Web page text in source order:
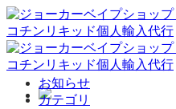
Skip
to
content
お知らせ
カテゴリ